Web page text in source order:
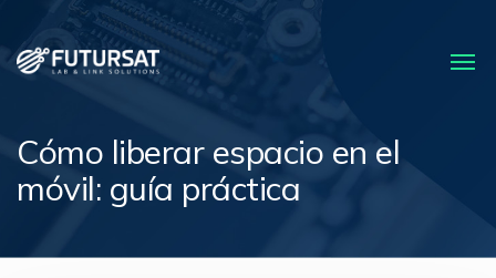
Cómo liberar espacio en el
móvil: guía práctica